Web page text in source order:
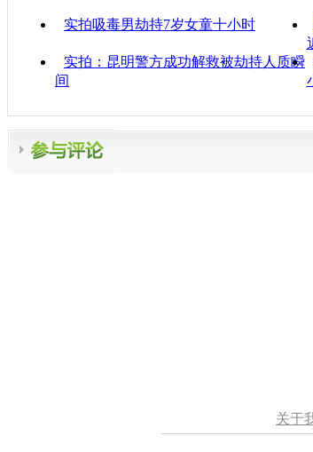
实拍吸毒男劫持7岁女童十小时
实拍：昆明警方成功解救被劫持人质瞬
间
关于